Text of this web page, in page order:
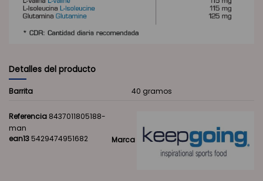
Detalles del producto
Barrita 40 gramos
Marca
Referencia 8437011805188-
man
ean13 5429474951682